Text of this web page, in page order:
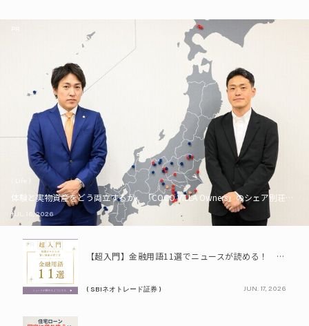
PR
体験と実物資産をどう両立するか。「COCO VILLA Owners」のシェア別荘とい
JUL. 16, 2026
PR
【超入門】金融用語11選でニュースが読める！ 知識ゼロからの賢い資産の育て方
( SBIネオトレード証券 ) JUN. 17, 2026